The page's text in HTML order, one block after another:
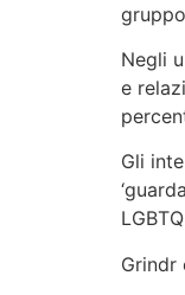
Negli
e
Gli
Grindr